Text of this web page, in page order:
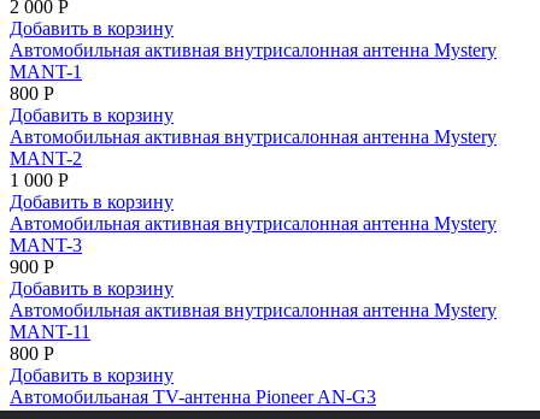
2 000 Р
Добавить в корзину
Автомобильная активная внутрисалонная антенна Mystery
MANT-1
800 Р
Добавить в корзину
Автомобильная активная внутрисалонная антенна Mystery
MANT-2
1 000 Р
Добавить в корзину
Автомобильная активная внутрисалонная антенна Mystery
MANT-3
900 Р
Добавить в корзину
Автомобильная активная внутрисалонная антенна Mystery
MANT-11
800 Р
Добавить в корзину
Автомобильаная TV-антенна Pioneer AN-G3